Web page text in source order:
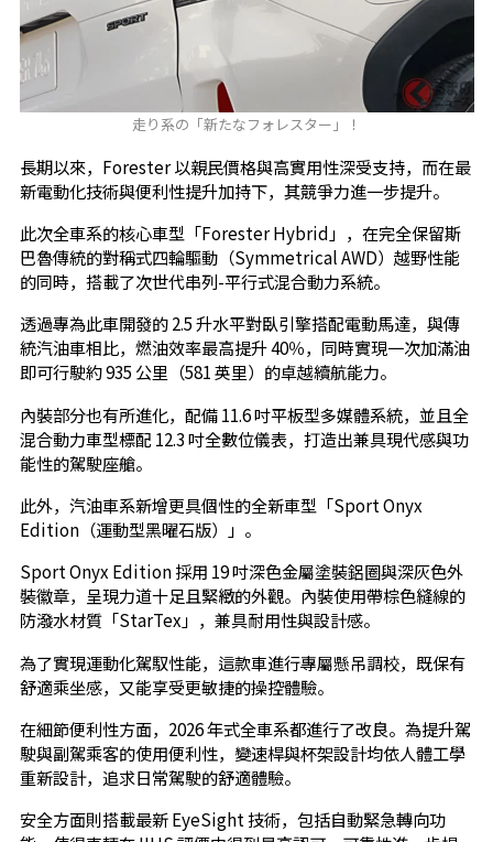
走り系の「新たなフォレスター」！
長期以來，Forester 以親民價格與高實用性深受支持，而在最
新電動化技術與便利性提升加持下，其競爭力進一步提升。
此次全車系的核心車型「Forester Hybrid」，在完全保留斯
巴魯傳統的對稱式四輪驅動（Symmetrical AWD）越野性能
的同時，搭載了次世代串列-平行式混合動力系統。
透過專為此車開發的 2.5 升水平對臥引擎搭配電動馬達，與傳
統汽油車相比，燃油效率最高提升 40％，同時實現一次加滿油
即可行駛約 935 公里（581 英里）的卓越續航能力。
內裝部分也有所進化，配備 11.6 吋平板型多媒體系統，並且全
混合動力車型標配 12.3 吋全數位儀表，打造出兼具現代感與功
能性的駕駛座艙。
此外，汽油車系新增更具個性的全新車型「Sport Onyx
Edition（運動型黑曜石版）」。
Sport Onyx Edition 採用 19 吋深色金屬塗裝鋁圈與深灰色外
裝徽章，呈現力道十足且緊緻的外觀。內裝使用帶棕色縫線的
防潑水材質「StarTex」，兼具耐用性與設計感。
為了實現運動化駕馭性能，這款車進行專屬懸吊調校，既保有
舒適乘坐感，又能享受更敏捷的操控體驗。
在細節便利性方面，2026 年式全車系都進行了改良。為提升駕
駛與副駕乘客的使用便利性，變速桿與杯架設計均依人體工學
重新設計，追求日常駕駛的舒適體驗。
安全方面則搭載最新 EyeSight 技術，包括自動緊急轉向功